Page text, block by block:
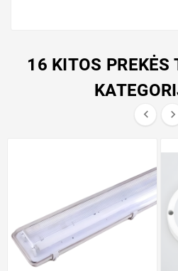
16 KITOS PREKĖS
 